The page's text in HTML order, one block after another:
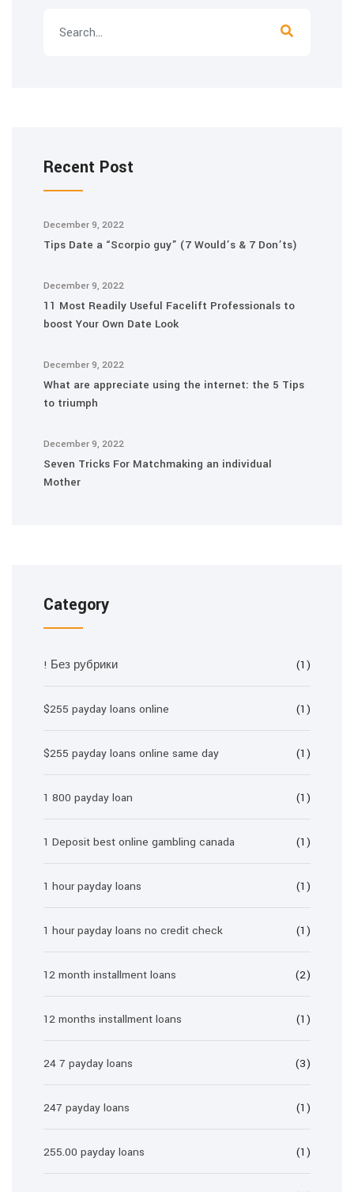
Recent Post
December 9, 2022
Tips Date a “Scorpio guy” (7 Would’s & 7 Don’ts)
December 9, 2022
11 Most Readily Useful Facelift Professionals to
boost Your Own Date Look
December 9, 2022
What are appreciate using the internet: the 5 Tips
to triumph
December 9, 2022
Seven Tricks For Matchmaking an individual
Mother
Category
! Без рубрики (1)
$255 payday loans online (1)
$255 payday loans online same day (1)
1 800 payday loan (1)
1 Deposit best online gambling canada (1)
1 hour payday loans (1)
1 hour payday loans no credit check (1)
12 month installment loans (2)
12 months installment loans (1)
24 7 payday loans (3)
247 payday loans (1)
255.00 payday loans (1)